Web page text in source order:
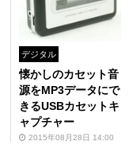
デジタル
懐かしのカセット音
源をMP3データにで
きるUSBカセットキ
ャプチャー
2015年08月28日 14:00